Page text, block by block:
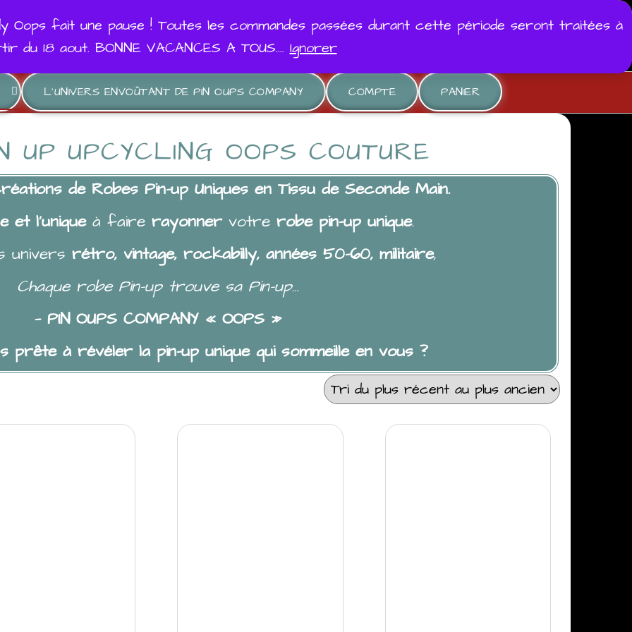
Oops fait une pause ! Toutes les commandes passées durant cette période seront traitées à
du 18 aout. BONNE VACANCES A TOUS....Ignorer
L’UNIVERS ENVOÛTANT DE PIN OUPS COMPANY COMPTE PANIER
UP UPCYCLING OOPS COUTURE
de Robes Pin-up Uniques en Tissu de Seconde Main.
et l’uniqueà faire rayonnervotre robe pin-up unique.
univers rétro, vintage, rockabilly, années 50-60, militaire,
Chaque robe Pin-up trouve sa Pin-up…
— PIN OUPS COMPANY « OOPS »
prête à révéler la pin-up unique qui sommeille en vous ?